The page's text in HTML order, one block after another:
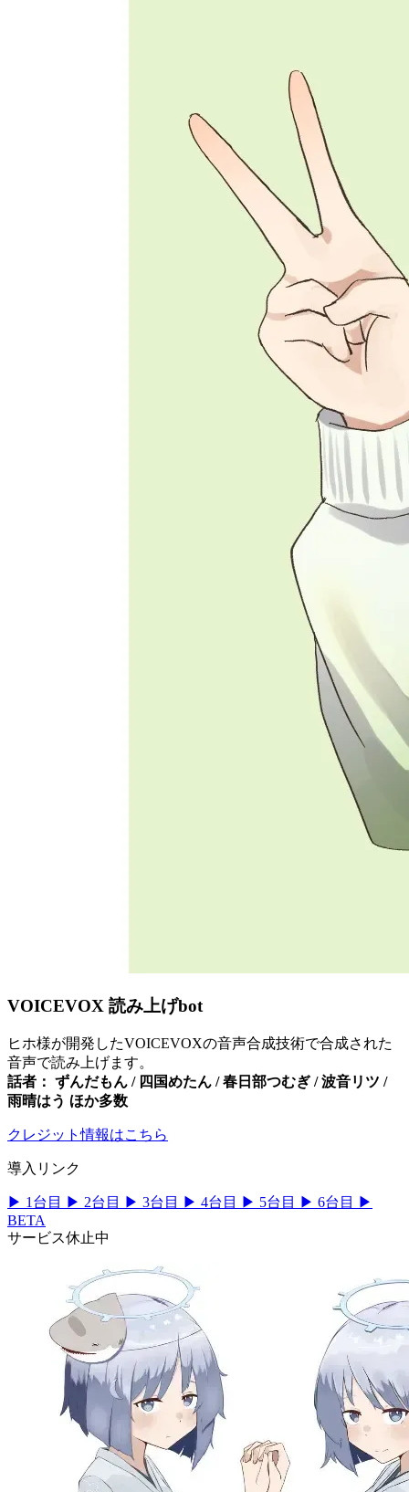
VOICEVOX 読み上げbot
ヒホ様が開発したVOICEVOXの音声合成技術で合成された
音声で読み上げます。
話者： ずんだもん / 四国めたん / 春日部つむぎ / 波音リツ /
雨晴はう ほか多数
クレジット情報はこちら
導入リンク
▶ 1台目 ▶ 2台目 ▶ 3台目 ▶ 4台目 ▶ 5台目 ▶ 6台目
▶
BETA
サービス休止中